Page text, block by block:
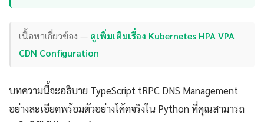
เนื้อหาเกี่ยวข้อง — ดูเพิ่มเติมเรื่อง Kubernetes HPA VPA
CDN Configuration
บทความนี้จะอธิบาย TypeScript tRPC DNS Management
อย่างละเอียดพร้อมตัวอย่างโค้ดจริงใน Python ที่คุณสามารถ